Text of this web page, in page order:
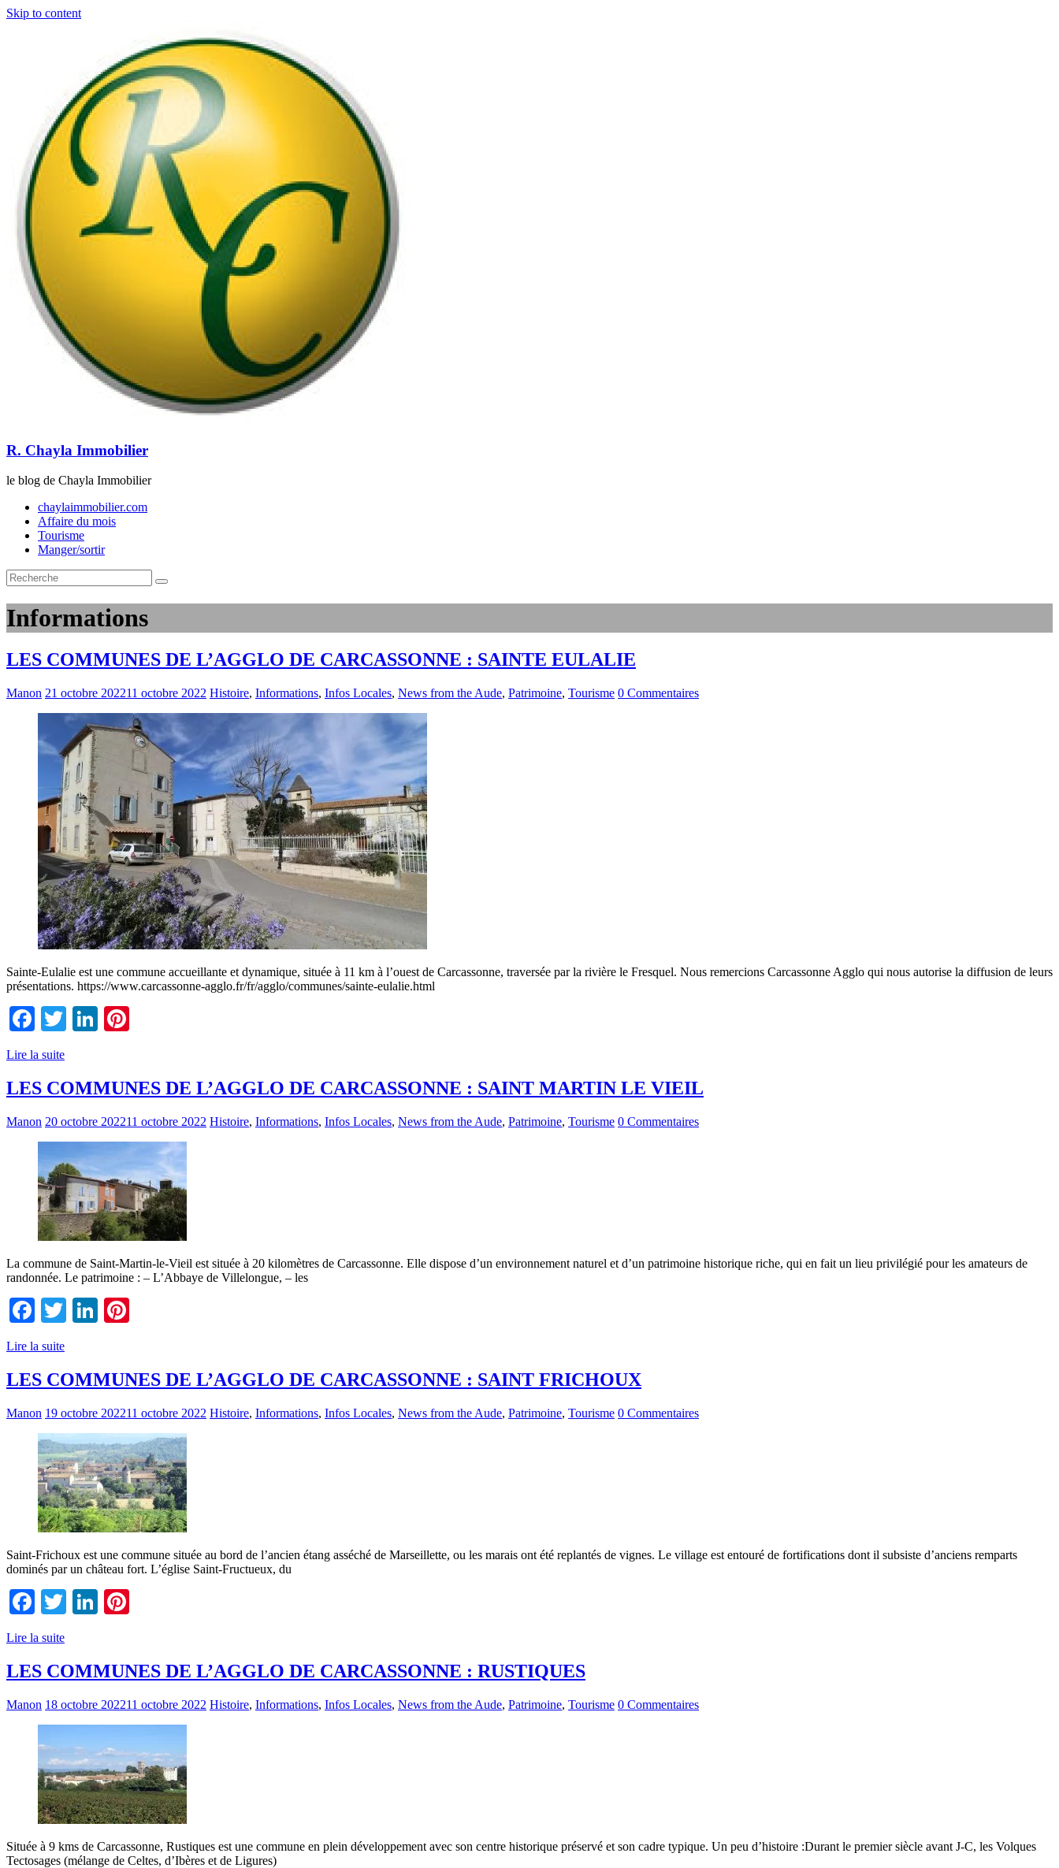
Skip to content
R. Chayla Immobilier
le blog de Chayla Immobilier
chaylaimmobilier.com
Affaire du mois
Tourisme
Manger/sortir
Informations
LES COMMUNES DE L’AGGLO DE CARCASSONNE : SAINTE EULALIE
Manon 21 octobre 202211 octobre 2022 Histoire, Informations, Infos Locales, News from the Aude, Patrimoine, Tourisme 0 Commentaires
Sainte-Eulalie est une commune accueillante et dynamique, située à 11 km à l’ouest de Carcassonne, traversée par la rivière le Fresquel. Nous remercions Carcassonne Agglo qui nous autorise la diffusion de leurs
présentations. https://www.carcassonne-agglo.fr/fr/agglo/communes/sainte-eulalie.html
Facebook
TwitterLinkedIn
Lire la suite
LES COMMUNES DE L’AGGLO DE CARCASSONNE : SAINT MARTIN LE VIEIL
Manon 20 octobre 202211 octobre 2022 Histoire, Informations, Infos Locales, News from the Aude, Patrimoine, Tourisme 0 Commentaires
La commune de Saint-Martin-le-Vieil est située à 20 kilomètres de Carcassonne. Elle dispose d’un environnement naturel et d’un patrimoine historique riche, qui en fait un lieu privilégié pour les amateurs de
randonnée. Le patrimoine : – L’Abbaye de Villelongue, – les
Facebook
TwitterLinkedIn
Lire la suite
LES COMMUNES DE L’AGGLO DE CARCASSONNE : SAINT FRICHOUX
Manon 19 octobre 202211 octobre 2022 Histoire, Informations, Infos Locales, News from the Aude, Patrimoine, Tourisme 0 Commentaires
Saint-Frichoux est une commune située au bord de l’ancien étang asséché de Marseillette, ou les marais ont été replantés de vignes. Le village est entouré de fortifications dont il subsiste d’anciens remparts
dominés par un château fort. L’église Saint-Fructueux, du
Facebook
TwitterLinkedIn
Lire la suite
LES COMMUNES DE L’AGGLO DE CARCASSONNE : RUSTIQUES
Manon 18 octobre 202211 octobre 2022 Histoire, Informations, Infos Locales, News from the Aude, Patrimoine, Tourisme 0 Commentaires
Située à 9 kms de Carcassonne, Rustiques est une commune en plein développement avec son centre historique préservé et son cadre typique. Un peu d’histoire :Durant le premier siècle avant J-C, les Volques
Tectosages (mélange de Celtes, d’Ibères et de Ligures)